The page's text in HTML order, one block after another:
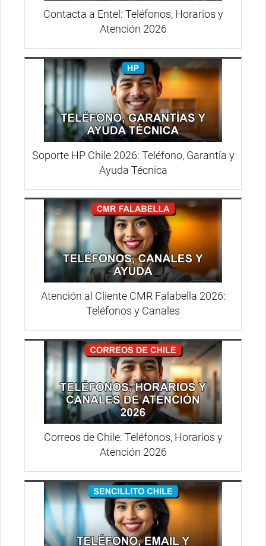
Contacta a Entel: Teléfonos, Horarios y
Atención 2026
Soporte HP Chile 2026: Teléfono, Garantía y
Ayuda Técnica
Atención al Cliente CMR Falabella 2026:
Teléfonos y Canales
Correos de Chile: Teléfonos, Horarios y
Atención 2026